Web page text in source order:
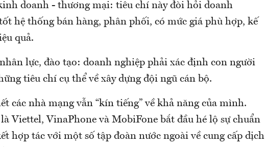
doanh - thương mại: tiêu chí này đòi hỏi doanh
hệ thống bán hàng, phân phối, có mức giá phù hợp, kế
quả.
lực, đào tạo: doanh nghiệp phải xác định con người
tiêu chí cụ thể về xây dựng đội ngũ cán bộ.
các nhà mạng vẫn “kín tiếng” về khả năng của mình.
là Viettel, VinaPhone và MobiFone bắt đầu hé lộ sự chuẩn
hợp tác với một số tập đoàn nước ngoài về cung cấp dịch